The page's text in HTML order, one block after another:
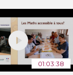
01:03:38